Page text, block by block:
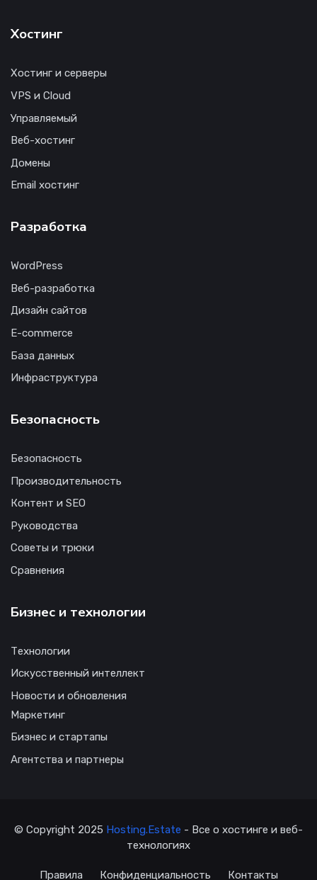
Хостинг
Хостинг и серверы
VPS и Cloud
Управляемый
Веб-хостинг
Домены
Email хостинг
Разработка
WordPress
Веб-разработка
Дизайн сайтов
E-commerce
База данных
Инфраструктура
Безопасность
Безопасность
Производительность
Контент и SEO
Руководства
Советы и трюки
Сравнения
Бизнес и технологии
Технологии
Искусственный интеллект
Новости и обновления
Маркетинг
Бизнес и стартапы
Агентства и партнеры
© Copyright 2025 Hosting.Estate - Все о хостинге и веб-
технологиях
Правила Конфиденциальность Контакты